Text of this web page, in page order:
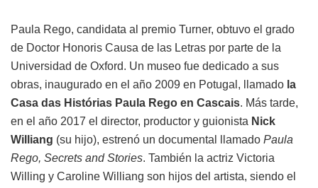
Paula Rego, candidata al premio Turner, obtuvo el grado
de Doctor Honoris Causa de las Letras por parte de la
Universidad de Oxford. Un museo fue dedicado a sus
obras, inaugurado en el año 2009 en Potugal, llamado la
Casa das Histórias Paula Rego en Cascais. Más tarde,
en el año 2017 el director, productor y guionista Nick
Williang (su hijo), estrenó un documental llamado Paula
Rego, Secrets and Stories. También la actriz Victoria
Willing y Caroline Williang son hijos del artista, siendo el